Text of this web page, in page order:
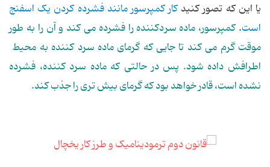
یا این که تصور کنیدکار کمپرسور مانند فشرده کردن یک اسفنج
است. کمپرسور، ماده سردکننده را فشرده می کند و آن را به طور
موقت گرم می کند تا جایی که گرمای ماده سرد کننده به محیط
اطرافش داده شود. پس در حالتی که ماده سرد کننده، فشرده
نشده است، قادر خواهد بود که گرمای بیش تری را جذب کند.